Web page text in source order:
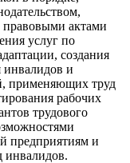
актами
услуг по
создания
инвалидов и
применяющих труд
рабочих
трудового
предприятиям и
инвалидов.